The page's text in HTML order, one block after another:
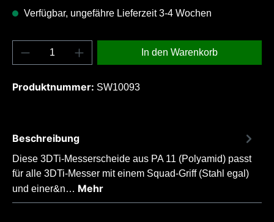
Verfügbar, ungefähre Lieferzeit 3-4 Wochen
Produkt Anzahl: Gib den gewünschten
In den Warenkorb
Produktnummer: SW10093
Beschreibung
Diese 3DTi-Messerscheide aus PA 11 (Polyamid) passt
für alle 3DTi-Messer mit einem Squad-Griff (Stahl egal)
und einer&n… Mehr